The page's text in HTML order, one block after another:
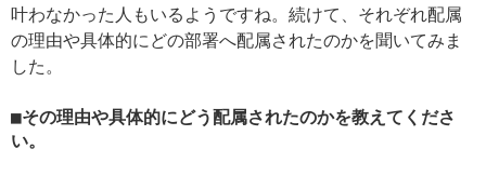
叶わなかった人もいるようですね。続けて、それぞれ配属
の理由や具体的にどの部署へ配属されたのかを聞いてみま
した。
■その理由や具体的にどう配属されたのかを教えてくださ
い。